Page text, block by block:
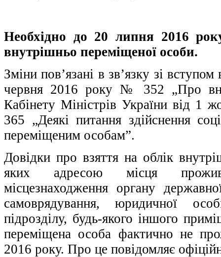
Необхідно до 20 липня 2016
внутрішньо переміщеної особи.
Зміни пов’язані в зв’язку зі
червня 2016 року № 352 „Про
Кабінету Міністрів України від
365 „Деякі питання здійснення
переміщеним особам”.
Довідки про взяття на облік
яких адресою місця
місцезнаходження органу
самоврядування, юридичної
підрозділу, будь-якого іншого
переміщена особа фактично не
2016 року. Про це повідомляє